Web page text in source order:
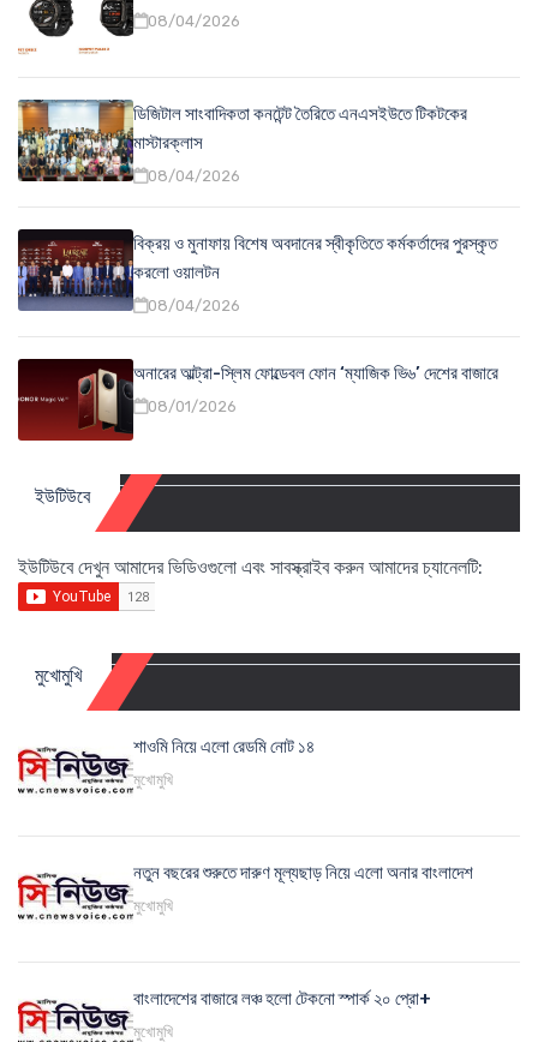
08/04/2026
ডিজিটাল সাংবাদিকতা কনটেন্ট তৈরিতে এনএসইউতে টিকটকের
মাস্টারক্লাস
08/04/2026
বিক্রয় ও মুনাফায় বিশেষ অবদানের স্বীকৃতিতে কর্মকর্তাদের পুরস্কৃত
করলো ওয়ালটন
08/04/2026
অনারের আল্ট্রা-স্লিম ফোল্ডেবল ফোন ‘ম্যাজিক ভি৬’ দেশের বাজারে
08/01/2026
ইউটিউবে
ইউটিউবে দেখুন আমাদের ভিডিওগুলো এবং সাবস্ক্রাইব করুন আমাদের চ্যানেলটি:
মুখোমুখি
শাওমি নিয়ে এলো রেডমি নোট ১৪
মুখোমুখি
নতুন বছরের শুরুতে দারুণ মূল্যছাড় নিয়ে এলো অনার বাংলাদেশ
মুখোমুখি
বাংলাদেশের বাজারে লঞ্চ হলো টেকনো স্পার্ক ২০ প্রো+
মুখোমুখি